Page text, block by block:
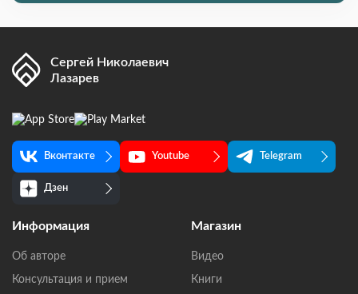
Сергей Николаевич
Лазарев
Вконтакте Youtube Telegram
Дзен
Информация
Об авторе
Консультация и прием
Магазин
Видео
Книги